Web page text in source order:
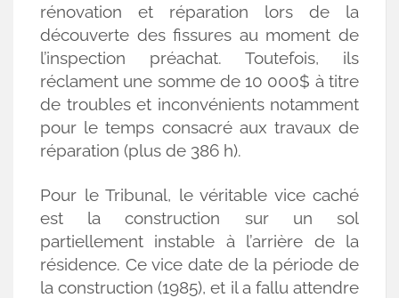
rénovation et réparation lors de la
découverte des fissures au moment de
l’inspection préachat. Toutefois, ils
réclament une somme de 10 000$ à titre
de troubles et inconvénients notamment
pour le temps consacré aux travaux de
réparation (plus de 386 h).
Pour le Tribunal, le véritable vice caché
est la construction sur un sol
partiellement instable à l’arrière de la
résidence. Ce vice date de la période de
la construction (1985), et il a fallu attendre